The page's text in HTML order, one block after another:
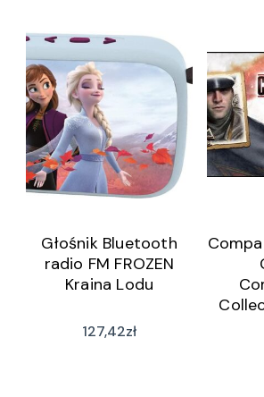
Głośnik Bluetooth
radio FM FROZEN
Kraina Lodu
127,42zł